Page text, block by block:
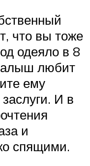
что вы тоже
одеяло в 8
любит
ему
И в
и
спящими.